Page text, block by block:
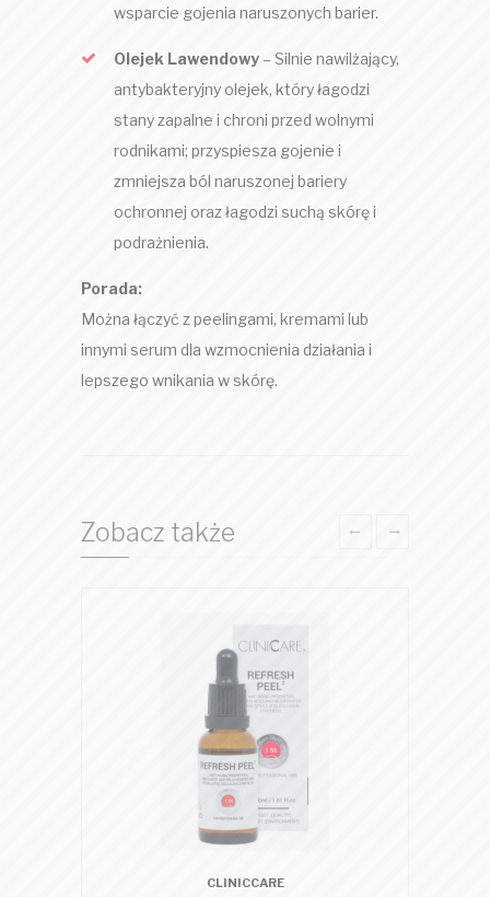
wsparcie gojenia naruszonych barier.
Olejek Lawendowy – Silnie nawilżający,
antybakteryjny olejek, który łagodzi
stany zapalne i chroni przed wolnymi
rodnikami; przyspiesza gojenie i
zmniejsza ból naruszonej bariery
ochronnej oraz łagodzi suchą skórę i
podrażnienia.
Porada:
Można łączyć z peelingami, kremami lub
innymi serum dla wzmocnienia działania i
lepszego wnikania w skórę.
Zobacz także
CLINICCARE